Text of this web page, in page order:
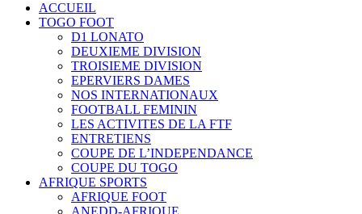
ACCUEIL
TOGO FOOT
D1 LONATO
DEUXIEME DIVISION
TROISIEME DIVISION
EPERVIERS DAMES
NOS INTERNATIONAUX
FOOTBALL FEMININ
LES ACTIVITES DE LA FTF
ENTRETIENS
COUPE DE L’INDEPENDANCE
COUPE DU TOGO
AFRIQUE SPORTS
AFRIQUE FOOT
ANEDD-AFRIQUE